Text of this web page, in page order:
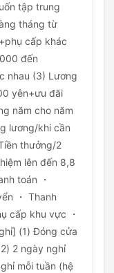
tập trung
tháng từ
cấp khác
đến
nhau (3) Lương
yên+ưu đãi
năm cho năm
lương/khi cần
thưởng/2
lên đến 8,8
toán ・
・ Thanh
cấp khu vực ・
(1) Đóng cửa
2 ngày nghỉ
mỗi tuần (hệ